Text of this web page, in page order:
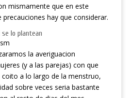
mismamente que en este
precauciones hay que considerar.
lo plantean
la averiguacion
(y a las parejas) con que
a lo largo de la menstruo,
sobre veces seria bastante